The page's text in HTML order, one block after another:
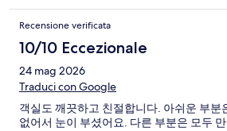
Recensione verificata
10/10 Eccezionale
24 mag 2026
Traduci con Google
객실도 깨끗하고 친절합니다. 아쉬운 부분
없어서 눈이 부셨어요. 다른 부분은 모두